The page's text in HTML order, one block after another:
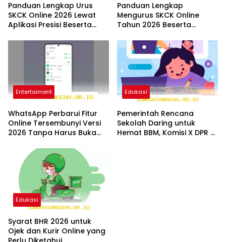
Panduan Lengkap Urus
SKCK Online 2026 Lewat
Aplikasi Presisi Beserta
Panduan Lengkap
Mengurus SKCK Online
Tahun 2026 Beserta
Apps Polri
Entertaiment
WhatsApp Perbarui Fitur
Online Tersembunyi Versi
2026 Tanpa Harus Buka
Edukasi
Pemerintah Rencana
Sekolah Daring untuk
Hemat BBM, Komisi X DPR RI
Edukasi
Syarat BHR 2026 untuk
Ojek dan Kurir Online yang